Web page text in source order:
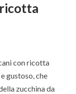
con ricotta
gustoso, che
zucchina da